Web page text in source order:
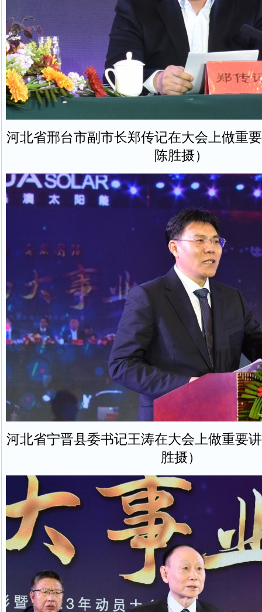
河北省邢台市副市长郑传记在大会上做重
陈胜摄）
河北省宁晋县委书记王涛在大会上做重要
胜摄）